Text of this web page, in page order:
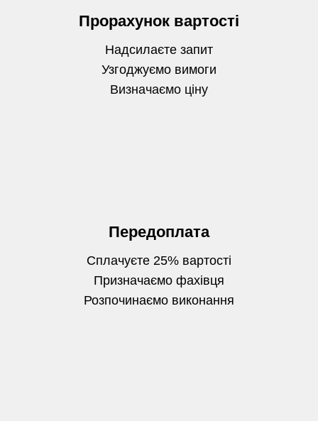
Прорахунок вартості
Надсилаєте запит
Узгоджуємо вимоги
Визначаємо ціну
Передоплата
Сплачуєте 25% вартості
Призначаємо фахівця
Розпочинаємо виконання